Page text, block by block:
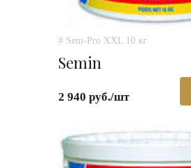
# Sem-Pro XXL 10 кг
Semin
2 940 руб./шт